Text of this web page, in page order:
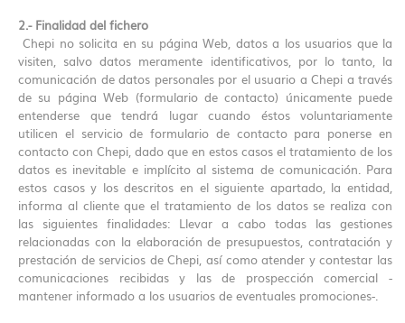
2.- Finalidad del fichero
Chepi no solicita en su página Web, datos a los usuarios que la
visiten, salvo datos meramente identificativos, por lo tanto, la
comunicación de datos personales por el usuario a Chepi a través
de su página Web (formulario de contacto) únicamente puede
entenderse que tendrá lugar cuando éstos voluntariamente
utilicen el servicio de formulario de contacto para ponerse en
contacto con Chepi, dado que en estos casos el tratamiento de los
datos es inevitable e implícito al sistema de comunicación. Para
estos casos y los descritos en el siguiente apartado, la entidad,
informa al cliente que el tratamiento de los datos se realiza con
las siguientes finalidades: Llevar a cabo todas las gestiones
relacionadas con la elaboración de presupuestos, contratación y
prestación de servicios de Chepi, así como atender y contestar las
comunicaciones recibidas y las de prospección comercial -
mantener informado a los usuarios de eventuales promociones-.